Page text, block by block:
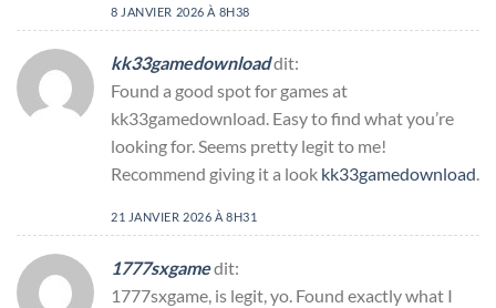
8 JANVIER 2026 À 8H38
kk33gamedownloaddit:
Found a good spot for games at
kk33gamedownload. Easy to find what you’re
looking for. Seems pretty legit to me!
Recommend giving it a look kk33gamedownload
21 JANVIER 2026 À 8H31
1777sxgamedit:
1777sxgame, is legit, yo. Found exactly what I